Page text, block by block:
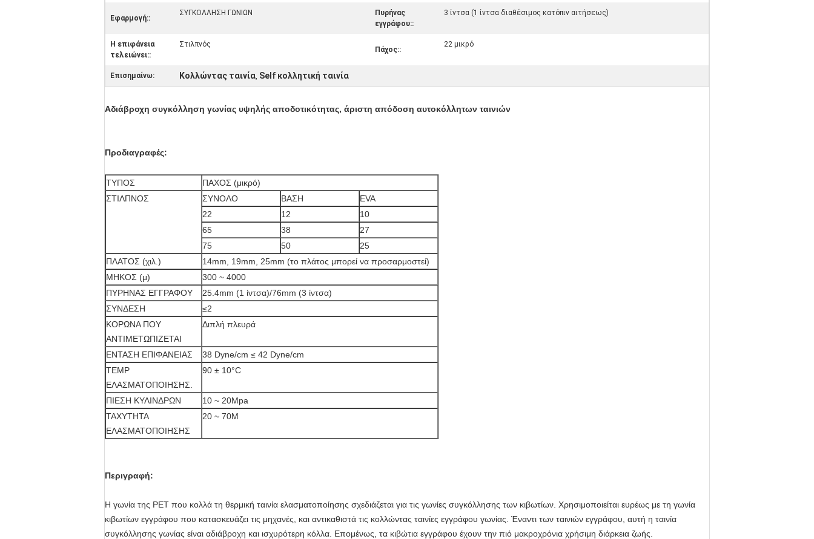
Εφαρμογή::
ΣΥΓΚΟΛΛΗΣΗ ΓΩΝΙΩΝ
Πυρήνας
εγγράφου::
3 ίντσα (1 ίντσα διαθέσιμος κατόπιν αιτήσεως)
Η επιφάνεια
τελειώνει::
Στιλπνός
Πάχος::
22 μικρό
Επισημαίνω: Κολλώντας ταινία, Self κολλητική ταινία
Αδιάβροχη συγκόλληση γωνίας υψηλής αποδοτικότητας, άριστη απόδοση αυτοκόλλητων ταινιών
Προδιαγραφές:
ΤΥΠΟΣ
ΠΑΧΟΣ (μικρό)
ΣΤΙΛΠΝΟΣ
ΣΥΝΟΛΟ ΒΑΣΗ
EVA
22
12
10
65
38
27
75
50
25
ΠΛΑΤΟΣ (χιλ.)
14mm, 19mm, 25mm (το πλάτος μπορεί να προσαρμοστεί)
ΜΗΚΟΣ (μ)
300 ~ 4000
ΠΥΡΗΝΑΣ ΕΓΓΡΑΦΟΥ
25.4mm (1 ίντσα)/76mm (3 ίντσα)
ΣΥΝΔΕΣΗ
≤2
ΚΟΡΩΝΑ ΠΟΥ
ΑΝΤΙΜΕΤΩΠΙΖΕΤΑΙ
Διπλή πλευρά
ΕΝΤΑΣΗ ΕΠΙΦΑΝΕΙΑΣ
38 Dyne/cm ≤ 42 Dyne/cm
TEMP
ΕΛΑΣΜΑΤΟΠΟΙΗΣΗΣ.
90 ± 10°C
ΠΙΕΣΗ ΚΥΛΙΝΔΡΩΝ
10 ~ 20Mpa
ΤΑΧΥΤΗΤΑ
ΕΛΑΣΜΑΤΟΠΟΙΗΣΗΣ
20 ~ 70M
Περιγραφή:
Η γωνία της PET που κολλά τη θερμική ταινία ελασματοποίησης σχεδιάζεται για τις γωνίες συγκόλλησης των κιβωτίων. Χρησιμοποιείται ευρέως με τη γωνία
κιβωτίων εγγράφου που κατασκευάζει τις μηχανές, και αντικαθιστά τις κολλώντας ταινίες εγγράφου γωνίας. Έναντι των ταινιών εγγράφου, αυτή η ταινία
συγκόλλησης γωνίας είναι αδιάβροχη και ισχυρότερη κόλλα. Επομένως, τα κιβώτια εγγράφου έχουν την πιό μακροχρόνια χρήσιμη διάρκεια ζωής.